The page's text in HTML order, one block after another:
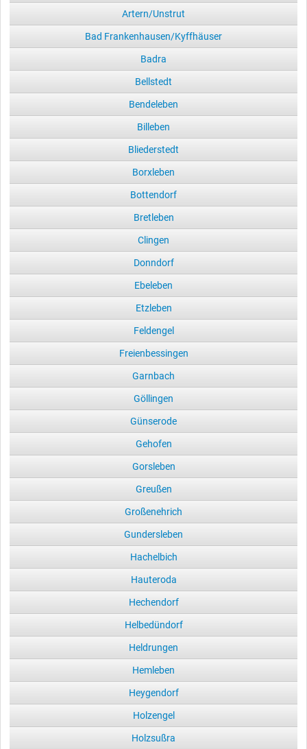
Artern/Unstrut
Bad Frankenhausen/Kyffhäuser
Badra
Bellstedt
Bendeleben
Billeben
Bliederstedt
Borxleben
Bottendorf
Bretleben
Clingen
Donndorf
Ebeleben
Etzleben
Feldengel
Freienbessingen
Garnbach
Göllingen
Günserode
Gehofen
Gorsleben
Greußen
Großenehrich
Gundersleben
Hachelbich
Hauteroda
Hechendorf
Helbedündorf
Heldrungen
Hemleben
Heygendorf
Holzengel
Holzsußra